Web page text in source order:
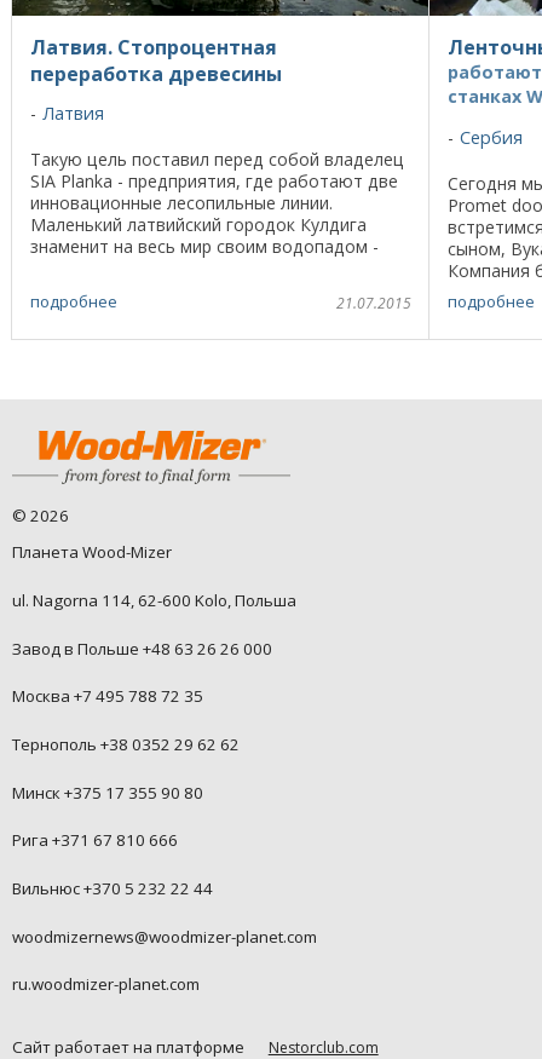
Латвия. Стопроцентная
переработка древесины
Латвия
Такую цель поставил перед собой владелец
SIA Planka - предприятия, где работают две
инновационные лесопильные линии.
Маленький латвийский городок Кулдига
знаменит на весь мир своим водопадом -
метров. Но среди ...
подробнее 21.07.2015
станках
Сербия
Сегодня
Promet
сыном,
Компания
был
подробнее
© 2026
Планета Wood-Mizer
ul. Nagorna 114, 62-600 Kolo, Польша
Завод в Польше +48 63 26 26 000
Москва +7 495 788 72 35
Тернополь +38 0352 29 62 62
Минск +375 17 355 90 80
Рига +371 67 810 666
Вильнюс +370 5 232 22 44
woodmizernews@woodmizer-planet.com
ru.woodmizer-planet.com
Сайт работает на платформе Nestorclub.com